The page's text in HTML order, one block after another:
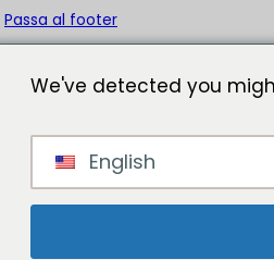
Passa al footer
We've detected you
English